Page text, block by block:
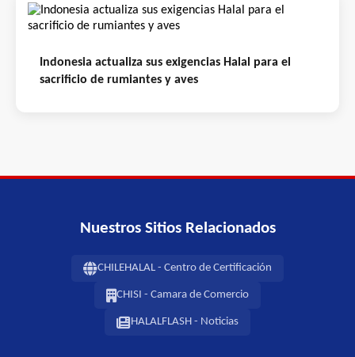
Indonesia actualiza sus exigencias Halal para el
sacrificio de rumiantes y aves
Nuestros Sitios Relacionados
CHILEHALAL - Centro de Certificación
CHISI - Camara de Comercio
HALALFLASH - Noticias